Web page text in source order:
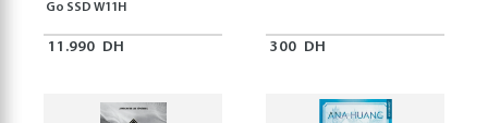
Go SSD W11H
11.990 DH 300 DH